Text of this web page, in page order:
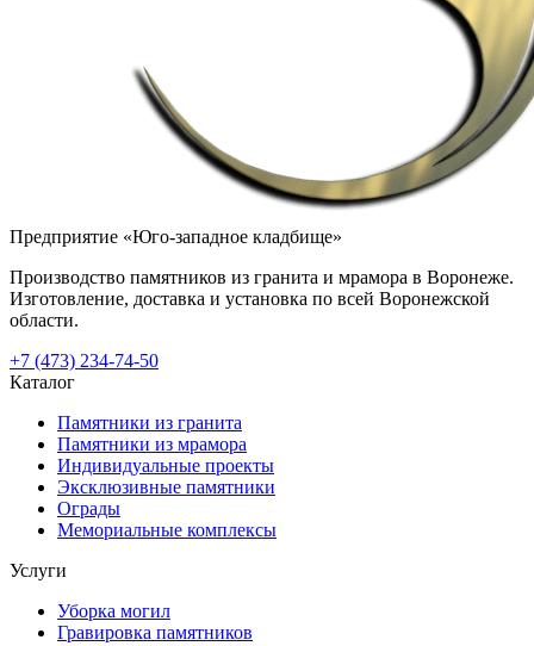
Предприятие «Юго-западное кладбище»
Производство памятников из гранита и мрамора в Воронеже.
Изготовление, доставка и установка по всей Воронежской
области.
+7 (473) 234-74-50
Каталог
Памятники из гранита
Памятники из мрамора
Индивидуальные проекты
Эксклюзивные памятники
Ограды
Мемориальные комплексы
Услуги
Уборка могил
Гравировка памятников